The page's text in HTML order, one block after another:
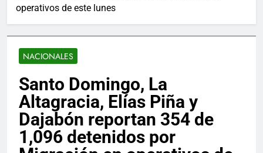
operativos de este lunes
NACIONALES
Santo Domingo, La
Altagracia, Elías Piña y
Dajabón reportan 354 de
1,096 detenidos por